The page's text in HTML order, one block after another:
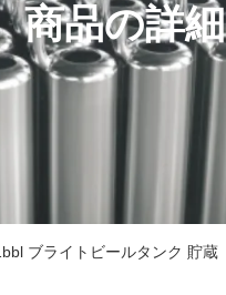
商品の詳細
ブライトビールタンク 貯蔵